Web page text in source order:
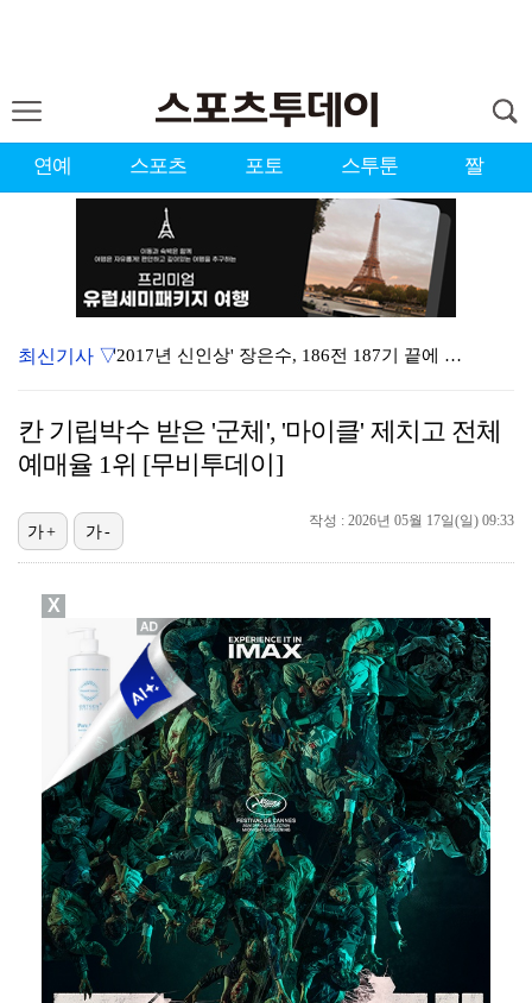
연예 스포츠 포토 스투툰 짤
'2017년 신인상' 장은수, 186전 187기 끝에 …
'이런 엿같은 사랑' 정해인, 츄리닝 비주얼도 완벽 "…
[ST포토] 장은수, 2026 KLPGA WINNER
[ST포토] 장은수, 선수들과 다함께
[ST포토] 장은수, 우승 축하 물허벅 세레머니
[ST포토] 장은수, KLPGA 첫 우승
[ST포토] 눈물 훔치는 장은수
최신기사 ▽
칸 기립박수 받은 '군체', '마이클' 제치고 전체
예매율 1위 [무비투데이]
작성 : 2026년 05월 17일(일) 09:33
가+ 가-
X